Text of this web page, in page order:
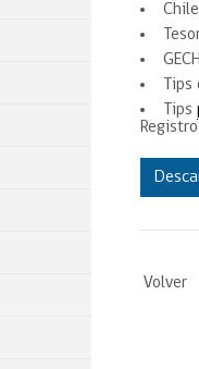
Sé parte de nuestro equipo
API
Tips
Volver